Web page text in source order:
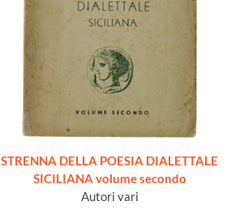
STRENNA DELLA POESIA DIALETTALE
SICILIANA volume secondo
Autori vari